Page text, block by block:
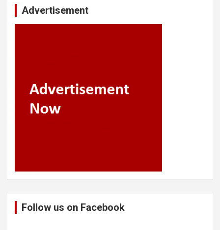
Advertisement
Follow us on Facebook